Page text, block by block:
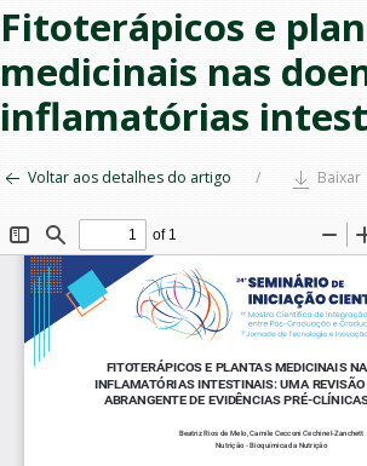
Fitoterápicos e
medicinais nas
inflamatórias
Voltar aos detalhes do artigo Baixar